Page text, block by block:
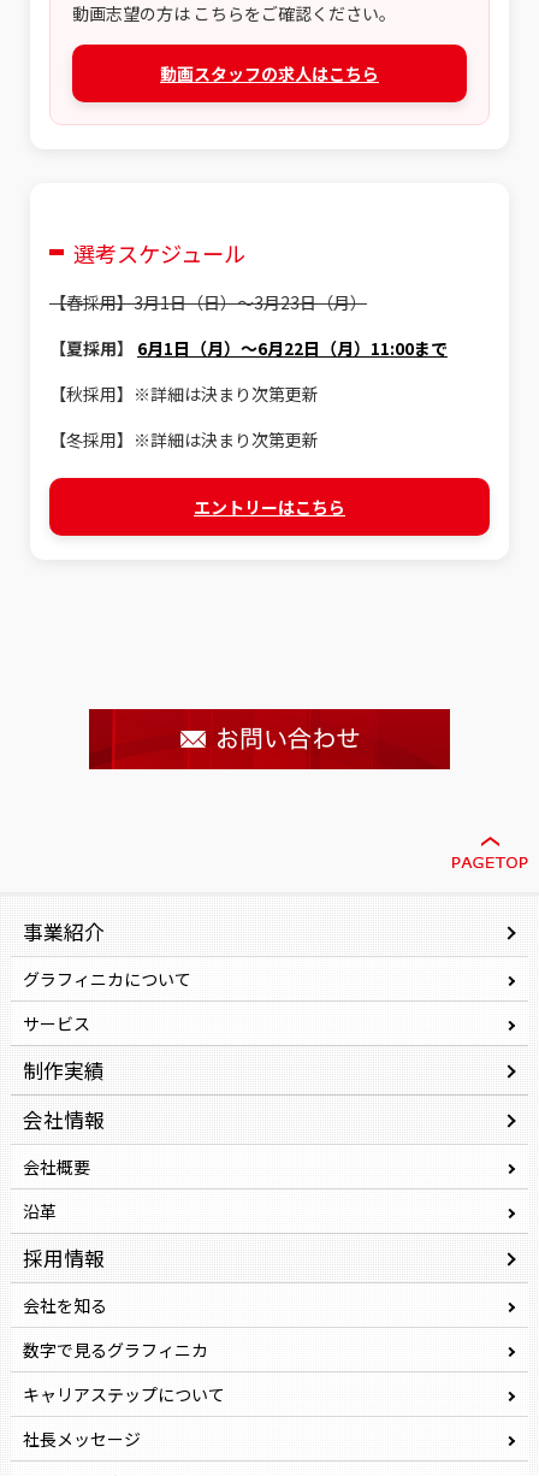
動画志望の方は こちらをご確認ください。
動画スタッフの求人はこちら
選考スケジュール
【春採用】3月1日（日）～3月23日（月）
【夏採用】 6月1日（月）～6月22日（月）11:00まで
【秋採用】※詳細は決まり次第更新
【冬採用】※詳細は決まり次第更新
エントリーはこちら
事業紹介
グラフィニカについて
サービス
制作実績
会社情報
会社概要
沿革
採用情報
会社を知る
数字で見るグラフィニカ
キャリアステップについて
社長メッセージ